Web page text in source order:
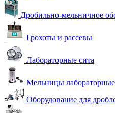
Дробильно-мельничное
Грохоты и рассевы
Лабораторные сита
Мельницы лабораторные
Оборудование для